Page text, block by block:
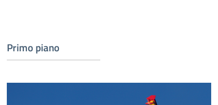
Primo piano